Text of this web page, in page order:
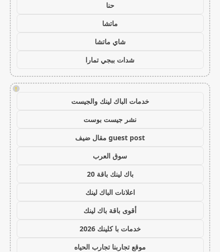
حنا
ماتشا
شاي ماتشا
شدات ببجي تمارا
!
خدمات الباك لينك والجيست
نشر جيست بوست
guest post مقال ضيف
سوق العرب
باك لينك باقة 20
اعلانات الباك لينك
أقوى باقة باك لينك
خدمات با كلينك 2026
موقع تجاربنا تجارب الحياه